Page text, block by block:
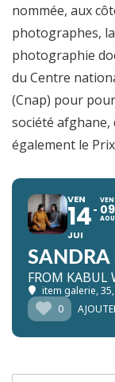
nommée, aux
photographes,
photographie
du Centre
(Cnap) pour
société afghane,
également le
VEN
14
JUI
VEN
09
AOU
SANDRA
FROM KABUL
item galerie,
0